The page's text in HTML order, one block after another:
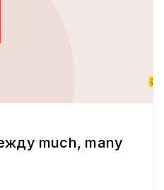
хлопьями,
тоже?
much, many